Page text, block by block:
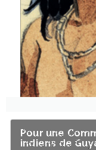
Pour une
indiens de